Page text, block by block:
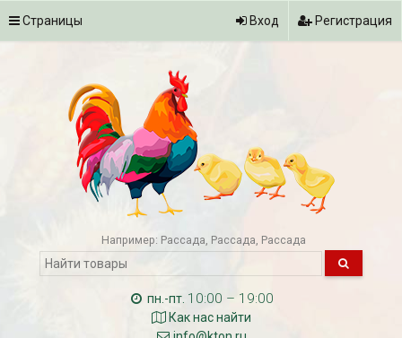
Страницы Вход Регистрация
Например: Рассада Рассада Рассада
пн.-пт. 10:00 – 19:00
Как нас найти